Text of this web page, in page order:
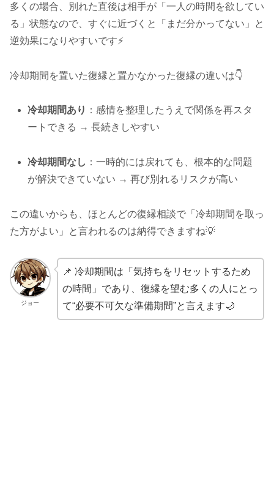
多くの場合、別れた直後は相手が「一人の時間を欲してい
る」状態なので、すぐに近づくと「まだ分かってない」と
逆効果になりやすいです⚡
冷却期間を置いた復縁と置かなかった復縁の違いは👇
冷却期間あり ：感情を整理したうえで関係を再スタ
ートできる → 長続きしやすい
冷却期間なし ：一時的には戻れても、根本的な問題
が解決できていない → 再び別れるリスクが高い
この違いからも、ほとんどの復縁相談で「冷却期間を取っ
た方がよい」と言われるのは納得できますね💡
ジョー
📌 冷却期間は「気持ちをリセットするため
の時間」であり、復縁を望む多くの人にとっ
て“必要不可欠な準備期間”と言えます🌙